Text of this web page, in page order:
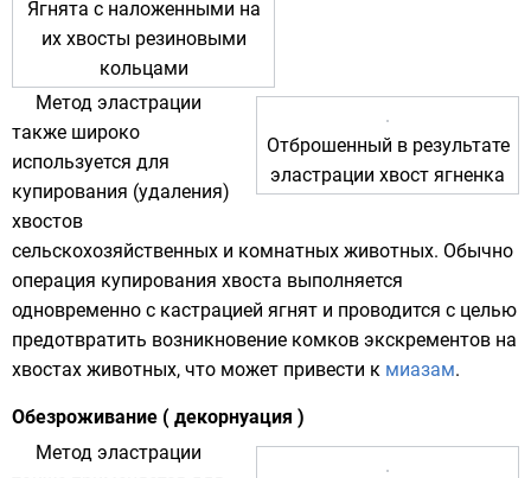
Ягнята с наложенными на
их хвосты резиновыми
кольцами
Отброшенный в результате
эластрации хвост ягненка
Метод эластрации
также широко
используется для
купирования (удаления)
хвостов
сельскохозяйственных и комнатных животных. Обычно
операция купирования хвоста выполняется
одновременно с кастрацией ягнят и проводится с целью
предотвратить возникновение комков экскрементов на
хвостах животных, что может привести к миазам.
Обезроживание ( декорнуация )
Метод эластрации